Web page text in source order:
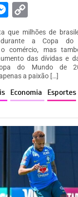
M
s
s
e
n
g
er
o
p
y
Li
n
k
que milhões de
a Copa do
o comércio, mas
das dívidas e
do Mundo de
a paixão […]
Economia Esportes